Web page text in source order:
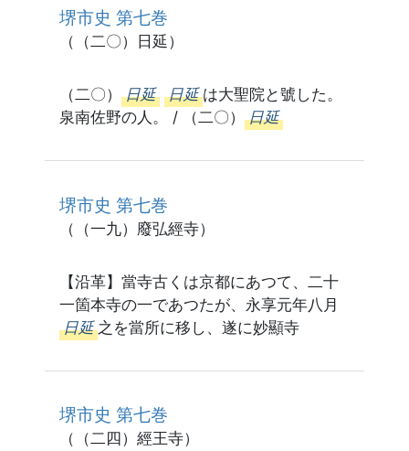
堺市史 第七巻
（（二〇）日延）
（二〇） 日延 日延 は大聖院と號した。
泉南佐野の人。 / （二〇） 日延
堺市史 第七巻
（（一九）廢弘經寺）
【沿革】當寺古くは京都にあつて、二十
一箇本寺の一であつたが、永享元年八月
日延 之を當所に移し、遂に妙顯寺
堺市史 第七巻
（（二四）經王寺）